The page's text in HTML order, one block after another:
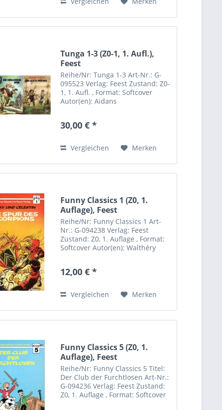
Tunga 1-3 (Z0-1, 1. Aufl.),
Feest
Reihe/Nr: Tunga 1-3 Art-Nr.: G-
095523 Verlag: Feest Zustand: Z0-
1, 1. Aufl. , Format: Softcover
Autor(en): Aidans
30,00 € *
Vergleichen Merken
Funny Classics 1 (Z0, 1.
Auflage), Feest
Reihe/Nr: Funny Classics 1 Art-
Nr.: G-094238 Verlag: Feest
Zustand: Z0, 1. Auflage , Format:
Softcover Autor(en): Walthéry
12,00 € *
Vergleichen Merken
Funny Classics 5 (Z0, 1.
Auflage), Feest
Reihe/Nr: Funny Classics 5 Titel:
Der Club der Furchtlosen Art-Nr.:
G-094236 Verlag: Feest Zustand:
Z0, 1. Auflage , Format: Softcover